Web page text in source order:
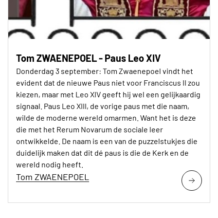
Tom ZWAENEPOEL - Paus Leo XIV
Donderdag 3 september: Tom Zwaenepoel vindt het
evident dat de nieuwe Paus niet voor Franciscus II zou
kiezen, maar met Leo XIV geeft hij wel een gelijkaardig
signaal. Paus Leo XIII, de vorige paus met die naam,
wilde de moderne wereld omarmen. Want het is deze
die met het Rerum Novarum de sociale leer
ontwikkelde. De naam is een van de puzzelstukjes die
duidelijk maken dat dit dé paus is die de Kerk en de
wereld nodig heeft.
Tom ZWAENEPOEL